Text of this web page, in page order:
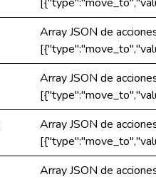
Array JSON de
Array JSON de
Array JSON de
Array JSON de